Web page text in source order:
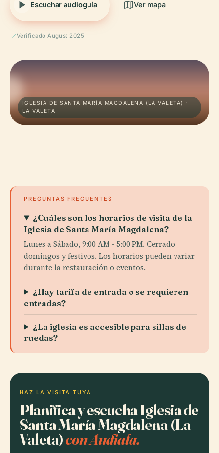
Escuchar audioguía Ver mapa
Verificado August 2025
IGLESIA DE SANTA MARÍA MAGDALENA (LA VALETA) ·
LA VALETA
PREGUNTAS FRECUENTES
¿Cuáles son los horarios de visita de la
Iglesia de Santa María Magdalena?
Lunes a Sábado, 9:00 AM - 5:00 PM. Cerrado
domingos y festivos. Los horarios pueden variar
durante la restauración o eventos.
¿Hay tarifa de entrada o se requieren
entradas?
¿La iglesia es accesible para sillas de
ruedas?
HAZ LA VISITA TUYA
Planifica y escucha Iglesia de
Santa María Magdalena (La
Valeta)con Audiala.